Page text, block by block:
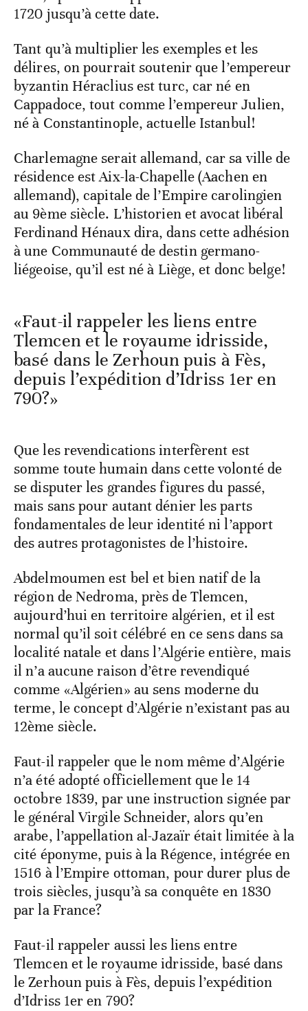
1720 jusqu’à cette date.
Tant qu’à multiplier les exemples et les
délires, on pourrait soutenir que l’empereur
byzantin Héraclius est turc, car né en
Cappadoce, tout comme l’empereur Julien,
né à Constantinople, actuelle Istanbul!
Charlemagne serait allemand, car sa ville de
résidence est Aix-la-Chapelle (Aachen en
allemand), capitale de l’Empire carolingien
au 9ème siècle. L’historien et avocat libéral
Ferdinand Hénaux dira, dans cette adhésion
à une Communauté de destin germano-
liégeoise, qu’il est né à Liège, et donc belge!
«Faut-il rappeler les liens entre
Tlemcen et le royaume idrisside,
basé dans le Zerhoun puis à Fès,
depuis l’expédition d’Idriss 1er en
790?»
Que les revendications interfèrent est
somme toute humain dans cette volonté de
se disputer les grandes figures du passé,
mais sans pour autant dénier les parts
fondamentales de leur identité ni l’apport
des autres protagonistes de l’histoire.
Abdelmoumen est bel et bien natif de la
région de Nedroma, près de Tlemcen,
aujourd’hui en territoire algérien, et il est
normal qu’il soit célébré en ce sens dans sa
localité natale et dans l’Algérie entière, mais
il n’a aucune raison d’être revendiqué
comme «Algérien» au sens moderne du
terme, le concept d’Algérie n’existant pas au
12ème siècle.
Faut-il rappeler que le nom même d’Algérie
n’a été adopté officiellement que le 14
octobre 1839, par une instruction signée par
le général Virgile Schneider, alors qu’en
arabe, l’appellation al-Jazaïr était limitée à la
cité éponyme, puis à la Régence, intégrée en
1516 à l’Empire ottoman, pour durer plus de
trois siècles, jusqu’à sa conquête en 1830
par la France?
Faut-il rappeler aussi les liens entre
Tlemcen et le royaume idrisside, basé dans
le Zerhoun puis à Fès, depuis l’expédition
d’Idriss 1er en 790?